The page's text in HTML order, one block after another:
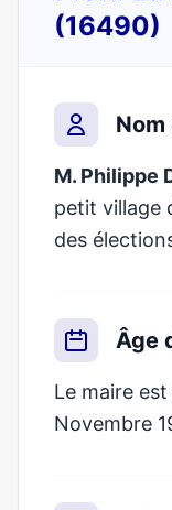
(16490)
Nom
M. Philippe
petit village
des
Âge
Le maire
Novembre